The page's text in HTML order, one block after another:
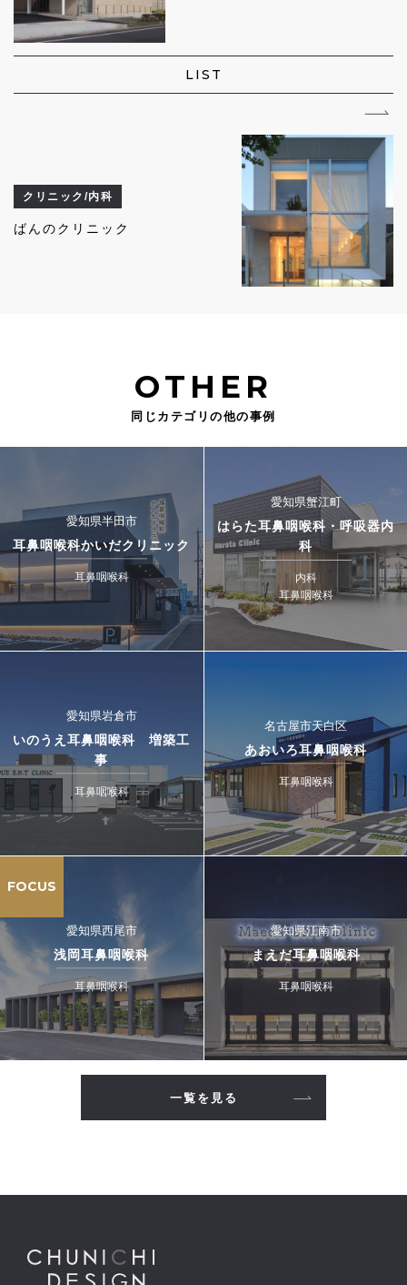
LIST
クリニック/内科
ばんのクリニック
OTHER
同じカテゴリの他の事例
愛知県半田市
耳鼻咽喉科かいだクリニック
耳鼻咽喉科
愛知県蟹江町
はらた耳鼻咽喉科・呼吸器内
科
内科
耳鼻咽喉科
愛知県岩倉市
いのうえ耳鼻咽喉科 増築工
事
耳鼻咽喉科
名古屋市天白区
あおいろ耳鼻咽喉科
耳鼻咽喉科
FOCUS
愛知県西尾市
浅岡耳鼻咽喉科
耳鼻咽喉科
愛知県江南市
まえだ耳鼻咽喉科
耳鼻咽喉科
一覧を見る